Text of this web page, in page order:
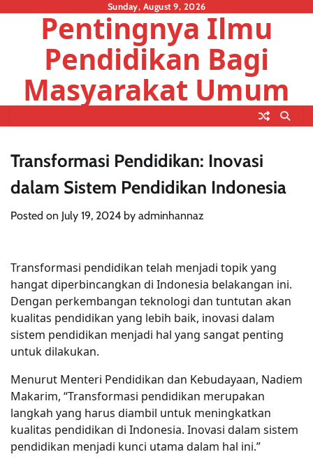
Sunday, August 9, 2026
Pentingnya Ilmu
Pendidikan Bagi
Masyarakat Umum
Transformasi Pendidikan: Inovasi
dalam Sistem Pendidikan Indonesia
Posted on July 19, 2024 by adminhannaz
Transformasi pendidikan telah menjadi topik yang
hangat diperbincangkan di Indonesia belakangan ini.
Dengan perkembangan teknologi dan tuntutan akan
kualitas pendidikan yang lebih baik, inovasi dalam
sistem pendidikan menjadi hal yang sangat penting
untuk dilakukan.
Menurut Menteri Pendidikan dan Kebudayaan, Nadiem
Makarim, “Transformasi pendidikan merupakan
langkah yang harus diambil untuk meningkatkan
kualitas pendidikan di Indonesia. Inovasi dalam sistem
pendidikan menjadi kunci utama dalam hal ini.”